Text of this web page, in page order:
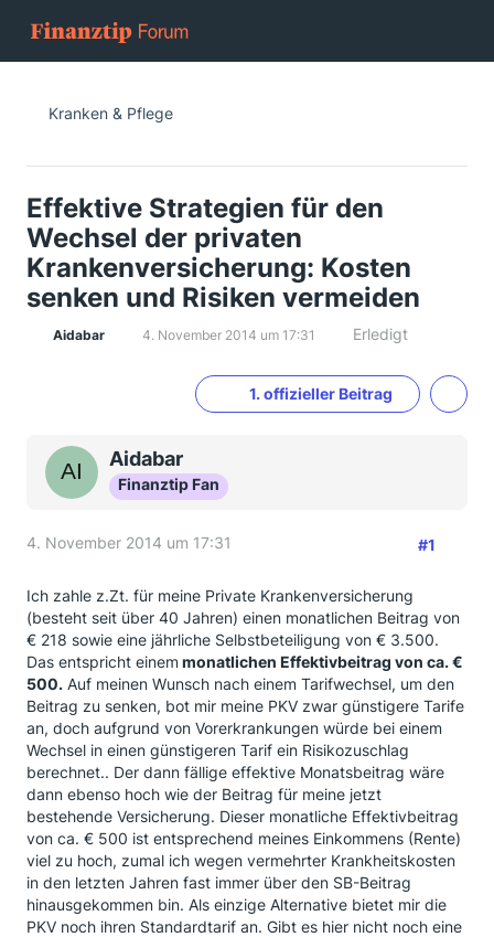
Kranken & Pflege
Effektive Strategien für den
Wechsel der privaten
Krankenversicherung: Kosten
senken und Risiken vermeiden
Aidabar 4. November 2014 um 17:31 Erledigt
1. offizieller Beitrag
Aidabar
Finanztip Fan
4. November 2014 um 17:31 #1
Ich zahle z.Zt. für meine Private Krankenversicherung
(besteht seit über 40 Jahren) einen monatlichen Beitrag von
€ 218 sowie eine jährliche Selbstbeteiligung von € 3.500.
Das entspricht einem monatlichen Effektivbeitrag von ca. €
500. Auf meinen Wunsch nach einem Tarifwechsel, um den
Beitrag zu senken, bot mir meine PKV zwar günstigere Tarife
an, doch aufgrund von Vorerkrankungen würde bei einem
Wechsel in einen günstigeren Tarif ein Risikozuschlag
berechnet.. Der dann fällige effektive Monatsbeitrag wäre
dann ebenso hoch wie der Beitrag für meine jetzt
bestehende Versicherung. Dieser monatliche Effektivbeitrag
von ca. € 500 ist entsprechend meines Einkommens (Rente)
viel zu hoch, zumal ich wegen vermehrter Krankheitskosten
in den letzten Jahren fast immer über den SB-Beitrag
hinausgekommen bin. Als einzige Alternative bietet mir die
PKV noch ihren Standardtarif an. Gibt es hier nicht noch eine